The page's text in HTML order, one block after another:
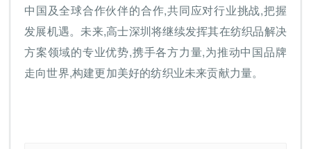
中国及全球合作伙伴的合作,共同应对行业挑战,把握
发展机遇。未来,高士深圳将继续发挥其在纺织品解决
方案领域的专业优势,携手各方力量,为推动中国品牌
走向世界,构建更加美好的纺织业未来贡献力量。